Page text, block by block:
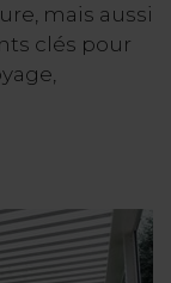
mais aussi
clés pour